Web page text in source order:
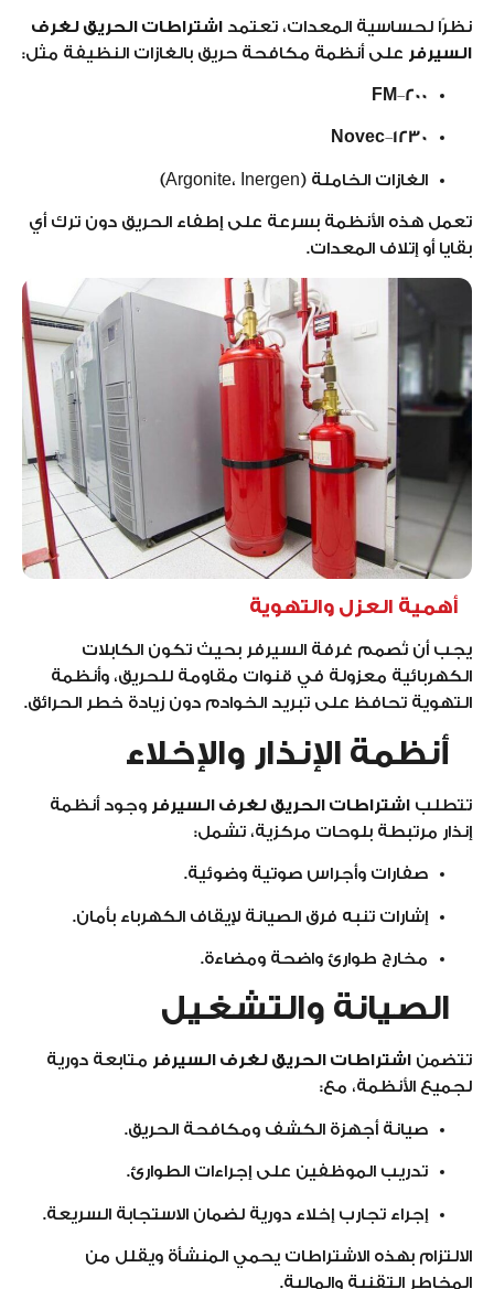
نظرًا لحساسية المعدات، تعتمد اشتراطات الحريق لغرف
السيرفر على أنظمة مكافحة حريق بالغازات النظيفة مثل:
FM‑200
Novec‑1230
الغازات الخاملة (Argonite، Inergen)
تعمل هذه الأنظمة بسرعة على إطفاء الحريق دون ترك أي
بقايا أو إتلاف المعدات.
أهمية العزل والتهوية
يجب أن تُصمم غرفة السيرفر بحيث تكون الكابلات
الكهربائية معزولة في قنوات مقاومة للحريق، وأنظمة
التهوية تحافظ على تبريد الخوادم دون زيادة خطر الحرائق.
أنظمة الإنذار والإخلاء
تتطلب اشتراطات الحريق لغرف السيرفر وجود أنظمة
إنذار مرتبطة بلوحات مركزية، تشمل:
صفارات وأجراس صوتية وضوئية.
إشارات تنبه فرق الصيانة لإيقاف الكهرباء بأمان.
مخارج طوارئ واضحة ومضاءة.
الصيانة والتشغيل
تتضمن اشتراطات الحريق لغرف السيرفر متابعة دورية
لجميع الأنظمة، مع:
صيانة أجهزة الكشف ومكافحة الحريق.
تدريب الموظفين على إجراءات الطوارئ.
إجراء تجارب إخلاء دورية لضمان الاستجابة السريعة.
الالتزام بهذه الاشتراطات يحمي المنشأة ويقلل من
المخاطر التقنية والمالية.